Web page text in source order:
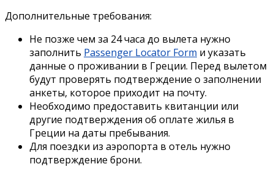
Дополнительные требования:
Не позже чем за 24 часа до вылета нужно
заполнить Passenger Locator Form и указать
данные о проживании в Греции. Перед вылетом
будут проверять подтверждение о заполнении
анкеты, которое приходит на почту.
Необходимо предоставить квитанции или
другие подтверждения об оплате жилья в
Греции на даты пребывания.
Для поездки из аэропорта в отель нужно
подтверждение брони.